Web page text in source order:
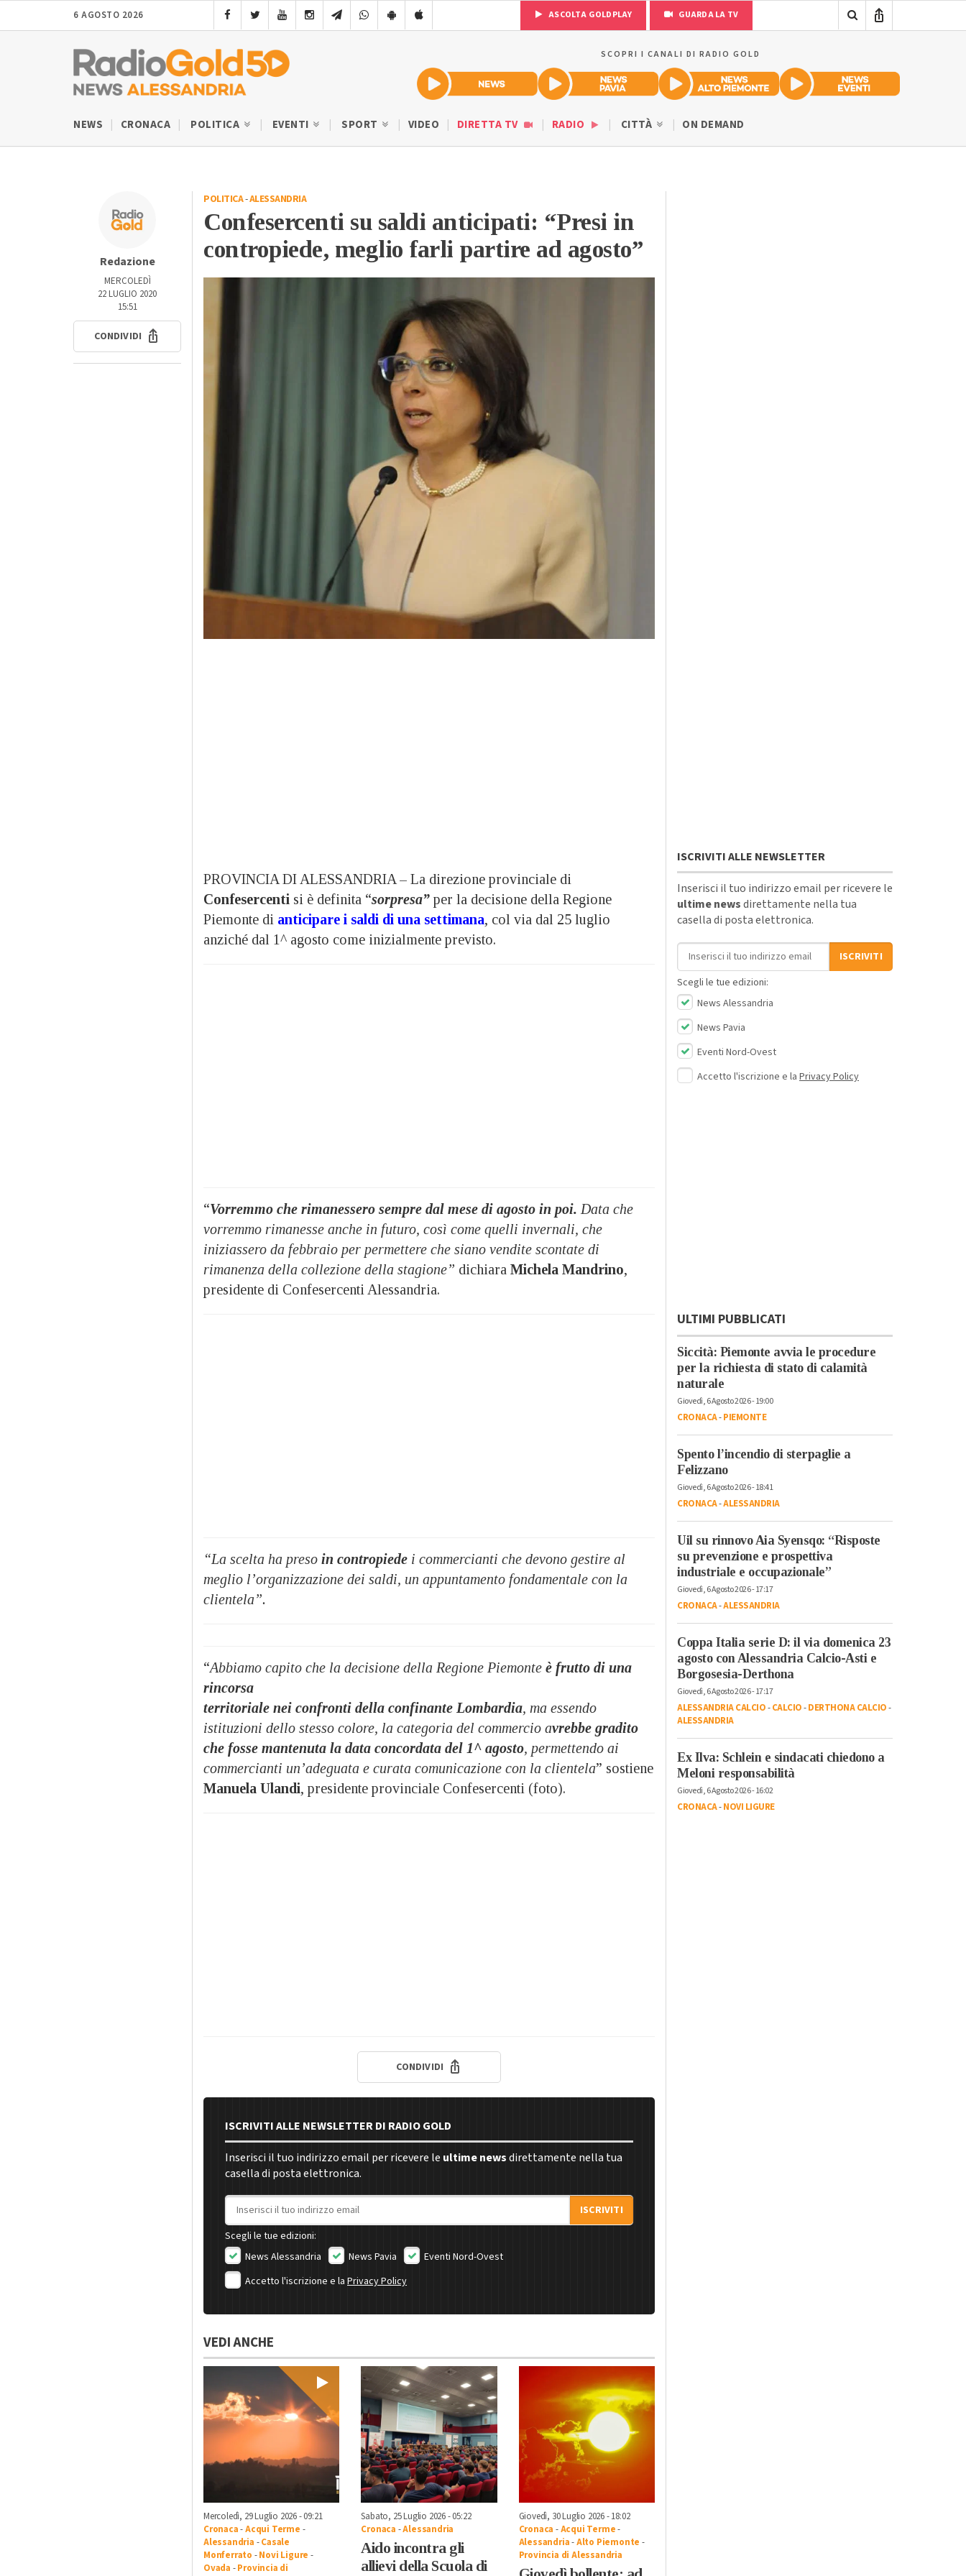
6 AGOSTO 2026 ASCOLTA GOLDPLAY GUARDA LA TV
SCOPRI I CANALI DI RADIO GOLD
NEWS CRONACA POLITICA EVENTI SPORT VIDEO DIRETTA TV RADIO CITTÀ ON DEMAND
Redazione
MERCOLEDÌ
22 LUGLIO 2020
15:51
CONDIVIDI
POLITICA-ALESSANDRIA
Confesercenti su saldi anticipati: “Presi in
contropiede, meglio farli partire ad agosto”
PROVINCIA DI ALESSANDRIA – La direzione provinciale di
Confesercenti si è definita “sorpresa” per la decisione della Regione
Piemonte di anticipare i saldi di una settimana, col via dal 25 luglio
anziché dal 1^ agosto come inizialmente previsto.
“Vorremmo che rimanessero sempre dal mese di agosto in poi. Data che
vorremmo rimanesse anche in futuro, così come quelli invernali, che
iniziassero da febbraio per permettere che siano vendite scontate di
rimanenza della collezione della stagione” dichiara Michela Mandrino,
presidente di Confesercenti Alessandria.
“La scelta ha preso in contropiede i commercianti che devono gestire al
meglio l’organizzazione dei saldi, un appuntamento fondamentale con la
clientela”.
“Abbiamo capito che la decisione della Regione Piemonte è frutto di una
rincorsa
territoriale nei confronti della confinante Lombardia, ma essendo
istituzioni dello stesso colore, la categoria del commercio avrebbe gradito
che fosse mantenuta la data concordata del 1^ agosto, permettendo ai
commercianti un’adeguata e curata comunicazione con la clientela” sostiene
Manuela Ulandi, presidente provinciale Confesercenti (foto).
CONDIVIDI
ISCRIVITI ALLE NEWSLETTER DI RADIO GOLD
Inserisci il tuo indirizzo email per ricevere le ultime newsdirettamente nella tua
casella di posta elettronica.
Indirizzo email
ISCRIVITI
Scegli le tue edizioni:
News Alessandria
News Pavia
Eventi Nord-Ovest
Accetto l'iscrizione e la Privacy Policy
VEDI ANCHE
Mercoledì, 29 Luglio 2026 - 09:21
Cronaca-Acqui Terme -
Alessandria -Casale
Monferrato -Novi Ligure -
Ovada -Provincia di
Sabato, 25 Luglio 2026 - 05:22
Cronaca -Alessandria
Aido incontra gli
allievi della Scuola di
Giovedì, 30 Luglio 2026 - 18:02
Cronaca -Acqui Terme-
Alessandria-Alto Piemonte -
Provincia di Alessandria
ISCRIVITI ALLE NEWSLETTER
Inserisci il tuo indirizzo email per ricevere le
ultime newsdirettamente nella tua
casella di posta elettronica.
Indirizzo email
ISCRIVITI
Scegli le tue edizioni:
News Alessandria
News Pavia
Eventi Nord-Ovest
Accetto l'iscrizione e la Privacy Policy
ULTIMI PUBBLICATI
Siccità: Piemonte avvia le procedure
per la richiesta di stato di calamità
naturale
Giovedì, 6 Agosto 2026 - 19:00
CRONACA-PIEMONTE
Spento l’incendio di sterpaglie a
Felizzano
Giovedì, 6 Agosto 2026 - 18:41
CRONACA-ALESSANDRIA
Uil su rinnovo Aia Syensqo: “Risposte
su prevenzione e prospettiva
industriale e occupazionale”
Giovedì, 6 Agosto 2026 - 17:17
CRONACA-ALESSANDRIA
Coppa Italia serie D: il via domenica 23
agosto con Alessandria Calcio-Asti e
Borgosesia-Derthona
Giovedì, 6 Agosto 2026 - 17:17
ALESSANDRIA CALCIO-CALCIO-DERTHONA CALCIO-
ALESSANDRIA
Ex Ilva: Schlein e sindacati chiedono a
Meloni responsabilità
Giovedì, 6 Agosto 2026 - 16:02
CRONACA-NOVI LIGURE